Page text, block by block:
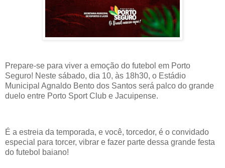
Prepare-se para viver a emoção do futebol em Porto
Seguro! Neste sábado, dia 10, às 18h30, o Estádio
Municipal Agnaldo Bento dos Santos será palco do grande
duelo entre Porto Sport Club e Jacuipense.
É a estreia da temporada, e você, torcedor, é o convidado
especial para torcer, vibrar e fazer parte dessa grande festa
do futebol baiano!